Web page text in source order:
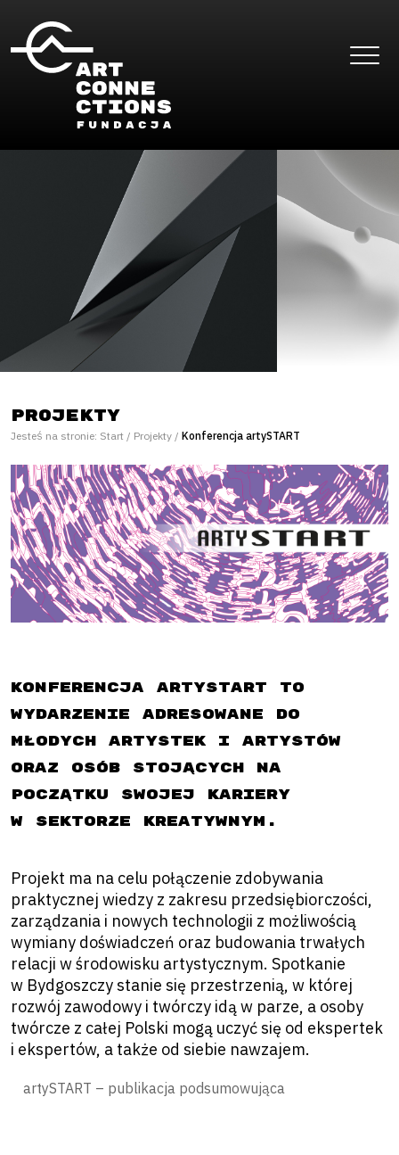
Projekty
Jesteś na stronie: Start / Projekty / Konferencja artySTART
Konferencja artySTART to
wydarzenie adresowane do
młodych artystek i artystów
oraz osób stojących na
początku swojej kariery
w sektorze kreatywnym.
Projekt ma na celu połączenie zdobywania
praktycznej wiedzy z zakresu przedsiębiorczości,
zarządzania i nowych technologii z możliwością
wymiany doświadczeń oraz budowania trwałych
relacji w środowisku artystycznym. Spotkanie
w Bydgoszczy stanie się przestrzenią, w której
rozwój zawodowy i twórczy idą w parze, a osoby
twórcze z całej Polski mogą uczyć się od ekspertek
i ekspertów, a także od siebie nawzajem.
artySTART – publikacja podsumowująca